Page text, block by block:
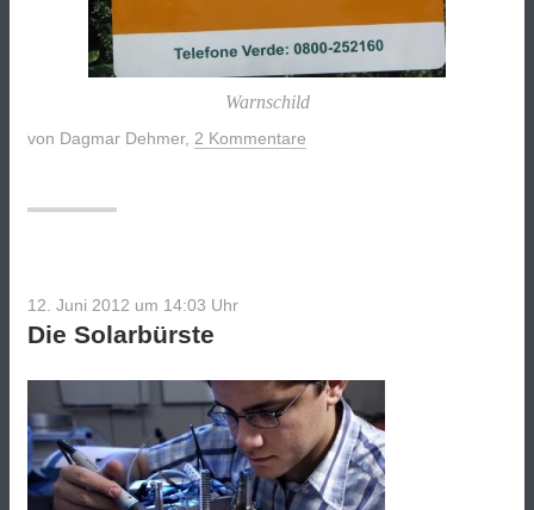
Warnschild
von Dagmar Dehmer, 2 Kommentare
12. Juni 2012 um 14:03 Uhr
Die Solarbürste